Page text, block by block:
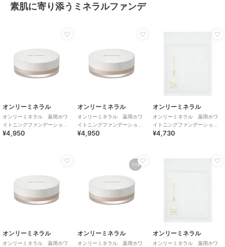
素肌に寄り添うミネラルファンデ
オンリーミネラル
オンリーミネラル 薬用ホワ
イトニングファンデーショ
ン 5g ヘルシーオークル
¥4,950
オンリーミネラル
オンリーミネラル 薬用ホワ
イトニングファンデーショ
ン 5g オークル
¥4,950
オンリーミネラル
オンリーミネラル 薬用ホワ
イトニングファンデーショ
ン 5g オークル<詰替用>
¥4,730
オンリーミネラル
オンリーミネラル 薬用ホワ
オンリーミネラル
オンリーミネラル 薬用ホワ
オンリーミネラル
オンリーミネラル 薬用ホワ